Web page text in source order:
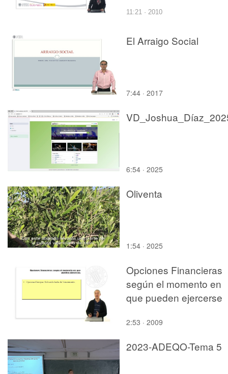
11:21 · 2010
El Arraigo Social
7:44 · 2017
6:54 · 2025
Oliventa
1:54 · 2025
Opciones Financieras
según el momento en
que pueden ejercerse
2:53 · 2009
2023-ADEQO-Tema 5